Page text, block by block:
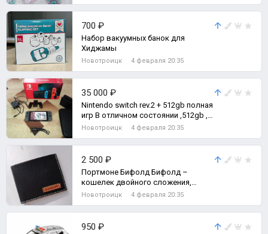
700 ₽
Набор вакуумных банок для
Хиджамы
Новотроицк 4 февраля 20:35
35 000 ₽
Nintendo switch rev.2 + 512gb полная
игр В отличном состоянии ,512gb ,
полный комплект как с магази
Новотроицк 4 февраля 20:35
2 500 ₽
Портмоне Бифолд Бифолд –
кошелек двойного сложения,
вмещает карты, банкноты.
Новотроицк 4 февраля 20:35
950 ₽